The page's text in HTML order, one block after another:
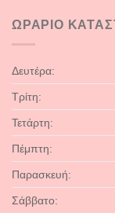
ΩΡΑΡΙΟ
Δευτέρα:
Τρίτη:
Τετάρτη:
Πέμπτη:
Παρασκευή:
Σάββατο: